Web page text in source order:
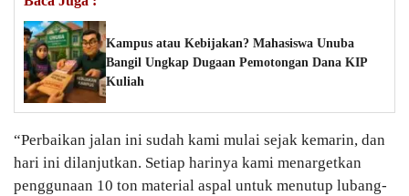
Kampus atau Kebijakan? Mahasiswa Unuba
Bangil Ungkap Dugaan Pemotongan Dana KIP
Kuliah
“Perbaikan jalan ini sudah kami mulai sejak kemarin, dan
hari ini dilanjutkan. Setiap harinya kami menargetkan
penggunaan 10 ton material aspal untuk menutup lubang-